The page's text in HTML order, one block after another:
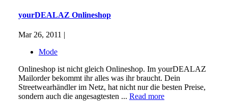
yourDEALAZ Onlineshop
Mar 26, 2011 |
Mode
Onlineshop ist nicht gleich Onlineshop. Im yourDEALAZ
Mailorder bekommt ihr alles was ihr braucht. Dein
Streetwearhändler im Netz, hat nicht nur die besten Preise,
sondern auch die angesagtesten ... Read more